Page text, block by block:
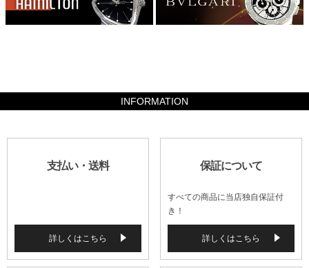
INFORMATION
支払い・送料
詳しくはこちら
保証について
すべての商品に当店独自保証付
き！
詳しくはこちら